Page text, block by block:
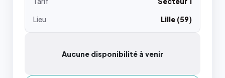
Lieu
Lille (59)
Aucune disponibilité à venir